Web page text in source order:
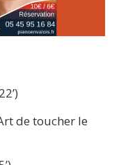
de toucher le